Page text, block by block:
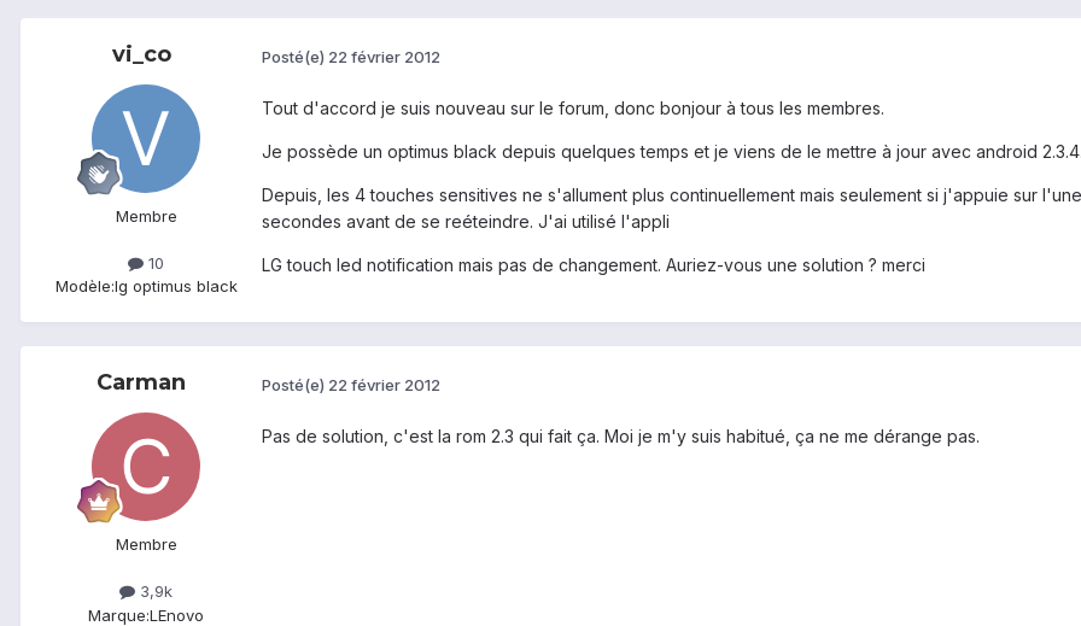
vi_co
Membre
10
Modèle:lg optimus black
Posté(e) 22 février 2012
Tout d'accord je suis nouveau sur le forum, donc bonjour à tous les membres.
Je possède un optimus black depuis quelques temps et je viens de le mettre à jour avec android 2.3.4.
Depuis, les 4 touches sensitives ne s'allument plus continuellement mais seulement si j'appuie sur
secondes avant de se reéteindre. J'ai utilisé l'appli
LG touch led notification mais pas de changement. Auriez-vous une solution ? merci
Carman
Membre
3,9k
Marque:LEnovo
Posté(e) 22 février 2012
Pas de solution, c'est la rom 2.3 qui fait ça. Moi je m'y suis habitué, ça ne me dérange pas.